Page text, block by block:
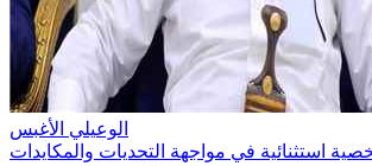
الوعيلي الأغبس
استثنائية في مواجهة التحديات والمكايدات